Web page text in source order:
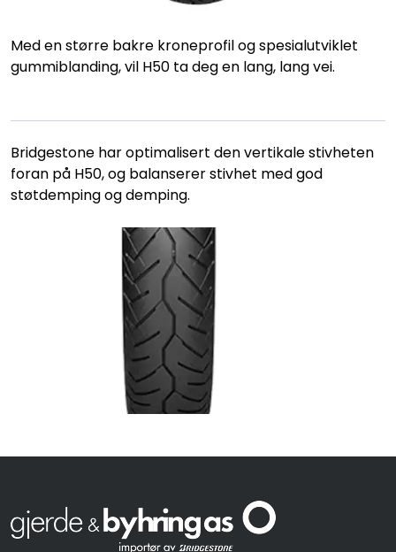
Med en større bakre kroneprofil og spesialutviklet
gummiblanding, vil H50 ta deg en lang, lang vei.
Bridgestone har optimalisert den vertikale stivheten
foran på H50, og balanserer stivhet med god
støtdemping og demping.